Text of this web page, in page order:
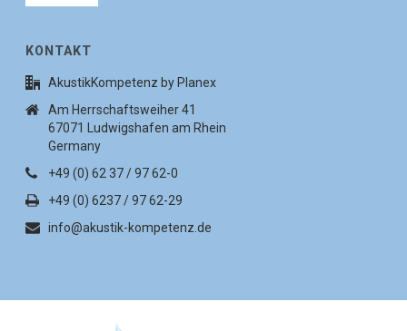
KONTAKT
AkustikKompetenz by Planex
Am Herrschaftsweiher 41
67071 Ludwigshafen am Rhein
Germany
+49 (0) 62 37 / 97 62-0
+49 (0) 6237 / 97 62-29
info@akustik-kompetenz.de